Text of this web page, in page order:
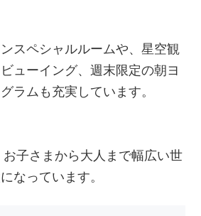
スペシャルルームや、星空観
ューイング、週末限定の朝ヨ
ラムも充実しています。
子さまから大人まで幅広い世
なっています。